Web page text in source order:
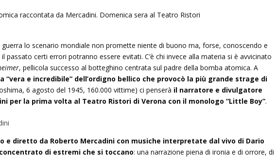
guerra lo scenario mondiale non promette niente di buono ma, forse, conoscendo e
passato certi errori potranno essere evitati. C’è chi invece alla materia si è avvicinato
, pellicola successo al botteghino centrata sul padre della bomba atomica. A
“vera e incredibile” dell’ordigno bellico che provocò la più grande strage di
6 agosto del 1945, 160.000 vittime) ci penserà il narratore e divulgatore
per la prima volta al Teatro Ristori di Verona con il monologo “Little Boy”.
e diretto da Roberto Mercadini con musiche interpretate dal vivo di Dario
concentrato di estremi che si toccano: una narrazione piena di ironia e di orrore, di